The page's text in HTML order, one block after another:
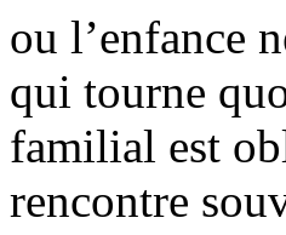
ou l’enfance
qui tourne
familial est
rencontre